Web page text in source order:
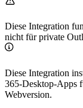
Diese Integration
nicht für private
Diese Integration
365-Desktop-Apps
Webversion.